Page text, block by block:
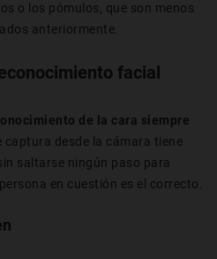
o los pómulos, que son menos
anteriormente.
facial
de la cara siempre
captura desde la cámara tiene
saltarse ningún paso para
en cuestión es el correcto.